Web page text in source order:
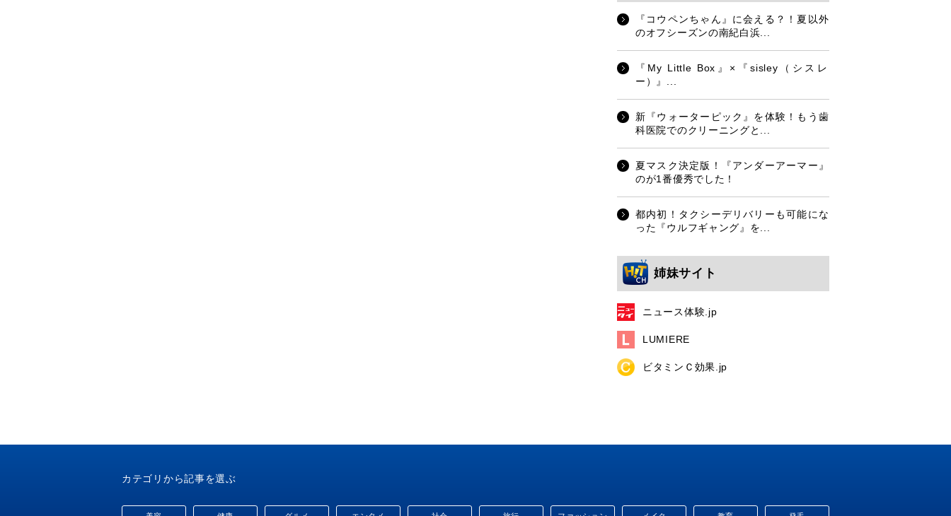
『コウペンちゃん』に会える？！夏以外
のオフシーズンの南紀白浜...
『My Little Box』×『sisley（シスレ
ー）』...
新『ウォーターピック』を体験！もう歯
科医院でのクリーニングと...
夏マスク決定版！『アンダーアーマー』
のが1番優秀でした！
都内初！タクシーデリバリーも可能にな
った『ウルフギャング』を...
姉妹サイト
ニュース体験.jp
LUMIERE
ビタミンＣ効果.jp
カテゴリから記事を選ぶ